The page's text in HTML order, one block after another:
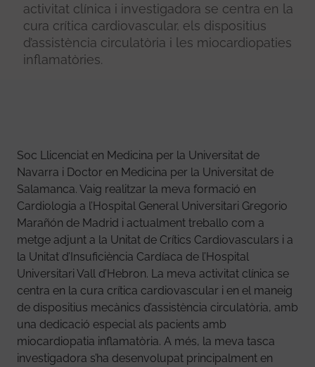
activitat clínica i investigadora se centra en la
cura crítica cardiovascular, els dispositius
d’assistència circulatòria i les miocardiopaties
inflamatòries.
Soc Llicenciat en Medicina per la Universitat de
Navarra i Doctor en Medicina per la Universitat de
Salamanca. Vaig realitzar la meva formació en
Cardiologia a l’Hospital General Universitari Gregorio
Marañón de Madrid i actualment treballo com a
metge adjunt a la Unitat de Crítics Cardiovasculars i a
la Unitat d’Insuficiència Cardíaca de l’Hospital
Universitari Vall d’Hebron. La meva activitat clínica se
centra en la cura crítica cardiovascular i en el maneig
de dispositius mecànics d’assistència circulatòria, amb
una dedicació especial als pacients amb
miocardiopatia inflamatòria. A més, la meva tasca
investigadora s’ha desenvolupat principalment en